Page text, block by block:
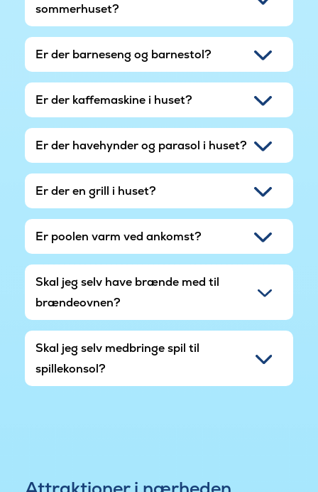
sommerhuset?
Er der barneseng og barnestol?
Er der kaffemaskine i huset?
Er der havehynder og parasol i huset?
Er der en grill i huset?
Er poolen varm ved ankomst?
Skal jeg selv have brænde med til
brændeovnen?
Skal jeg selv medbringe spil til
spillekonsol?